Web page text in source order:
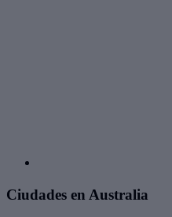
Ciudades en Australia